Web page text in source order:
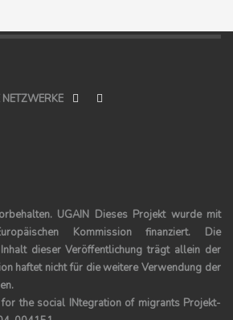
UGAIN Dieses Projekt wurde mit
Kommission finanziert. Die
dieser Veröffentlichung trägt allein der
haftet nicht für die weitere Verwendung der
the social INtegration of migrants Projekt-